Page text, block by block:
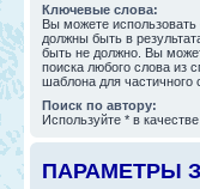
Ключевые слова:
Вы можете использовать
должны быть в
быть не должно. Вы
поиска любого слова из
шаблона для частичного
Поиск по автору:
Используйте * в
ПАРАМЕТРЫ